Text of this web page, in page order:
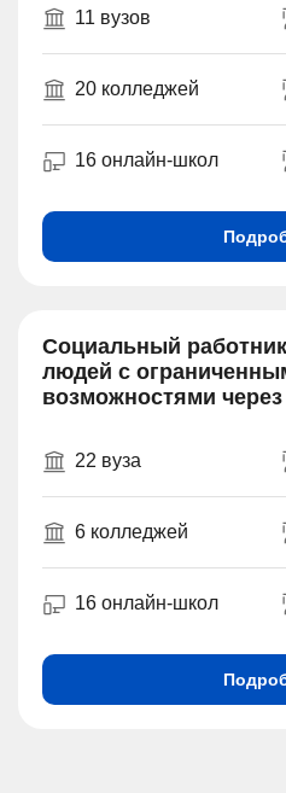
11 вузов
20 колледжей
16 онлайн-школ
Социальный
людей с
возможностями
22 вуза
6 колледжей
16 онлайн-школ